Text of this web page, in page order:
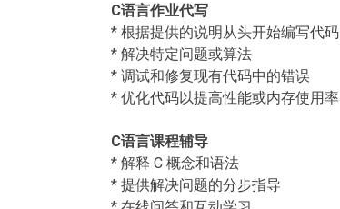
C语言作业代写
* 根据提供的说明从头开始编写代码
* 解决特定问题或算法
* 调试和修复现有代码中的错误
* 优化代码以提高性能或内存使用率
C语言课程辅导
* 解释 C 概念和语法
* 提供解决问题的分步指导